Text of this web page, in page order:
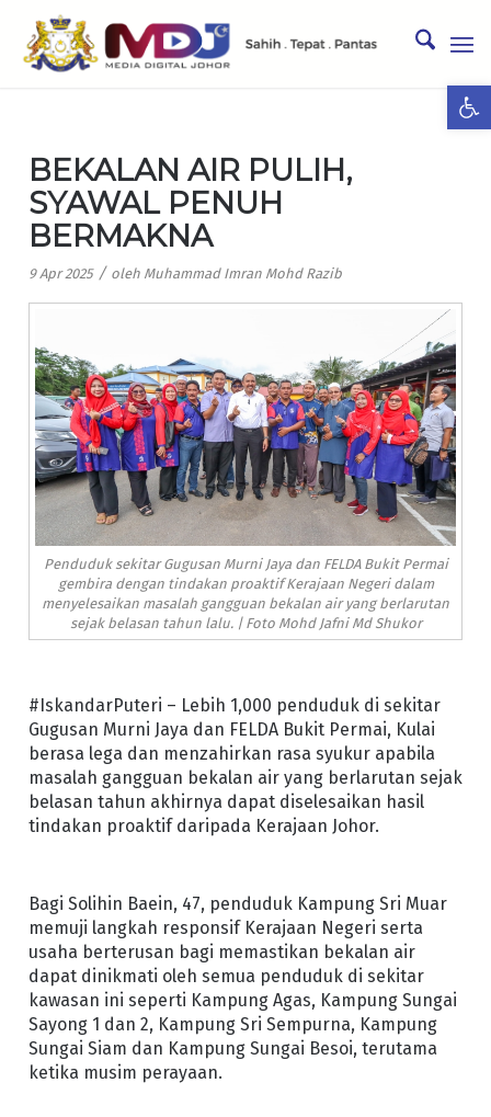
BEKALAN AIR PULIH,
SYAWAL PENUH
BERMAKNA
9 Apr 2025 / oleh Muhammad Imran Mohd Razib
Penduduk sekitar Gugusan Murni Jaya dan FELDA Bukit Permai
gembira dengan tindakan proaktif Kerajaan Negeri dalam
menyelesaikan masalah gangguan bekalan air yang berlarutan
sejak belasan tahun lalu. | Foto Mohd Jafni Md Shukor
#IskandarPuteri – Lebih 1,000 penduduk di sekitar
Gugusan Murni Jaya dan FELDA Bukit Permai, Kulai
berasa lega dan menzahirkan rasa syukur apabila
masalah gangguan bekalan air yang berlarutan sejak
belasan tahun akhirnya dapat diselesaikan hasil
tindakan proaktif daripada Kerajaan Johor.
Bagi Solihin Baein, 47, penduduk Kampung Sri Muar
memuji langkah responsif Kerajaan Negeri serta
usaha berterusan bagi memastikan bekalan air
dapat dinikmati oleh semua penduduk di sekitar
kawasan ini seperti Kampung Agas, Kampung Sungai
Sayong 1 dan 2, Kampung Sri Sempurna, Kampung
Sungai Siam dan Kampung Sungai Besoi, terutama
ketika musim perayaan.